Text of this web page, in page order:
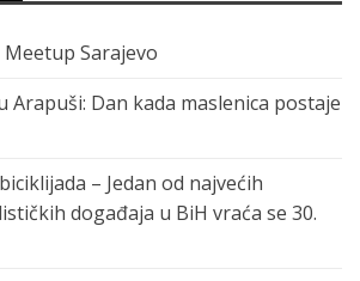
Sarajevo
Arapuši: Dan kada maslenica postaje
– Jedan od najvećih
događaja u BiH vraća se 30.